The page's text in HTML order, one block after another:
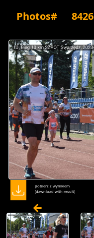
Photos# 8426
pobierz z wynikiem
(dawnload with result)